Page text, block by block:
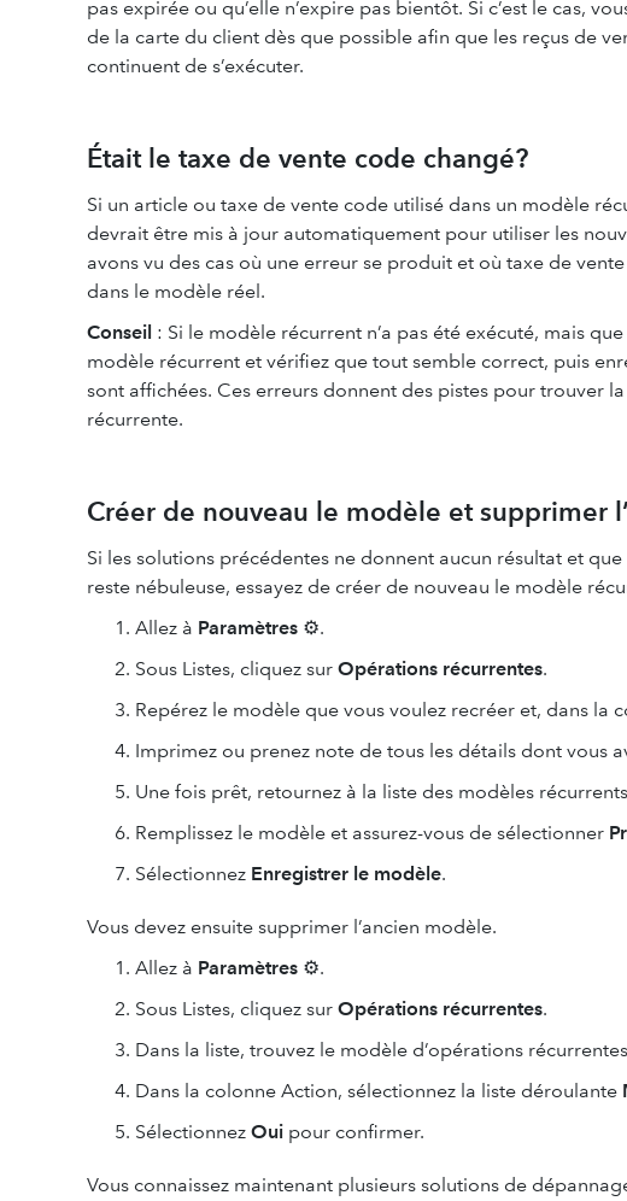
pas expirée ou qu’elle n’expire pas bientôt. Si c’est le cas,
de la carte du client dès que possible afin que les reçus de
continuent de s’exécuter.
Était le taxe de vente code changé?
Si un article ou taxe de vente code utilisé dans un modèle
devrait être mis à jour automatiquement pour utiliser les
avons vu des cas où une erreur se produit et où taxe de
dans le modèle réel.
Conseil : Si le modèle récurrent n’a pas été exécuté, mais
modèle récurrent et vérifiez que tout semble correct, puis
sont affichées. Ces erreurs donnent des pistes pour trouver
récurrente.
Créer de nouveau le modèle et supprimer
Si les solutions précédentes ne donnent aucun résultat et
reste nébuleuse, essayez de créer de nouveau le modèle
Allez à Paramètres ⚙.
Sous Listes, cliquez sur Opérations récurrentes.
Repérez le modèle que vous voulez recréer et, dans la
Imprimez ou prenez note de tous les détails dont vous
Une fois prêt, retournez à la liste des modèles
Remplissez le modèle et assurez-vous de sélectionner
Sélectionnez Enregistrer le modèle.
Vous devez ensuite supprimer l’ancien modèle.
Allez à Paramètres ⚙.
Sous Listes, cliquez sur Opérations récurrentes.
Dans la liste, trouvez le modèle d’opérations
Dans la colonne Action, sélectionnez la liste déroulante
Sélectionnez Oui pour confirmer.
Vous connaissez maintenant plusieurs solutions de